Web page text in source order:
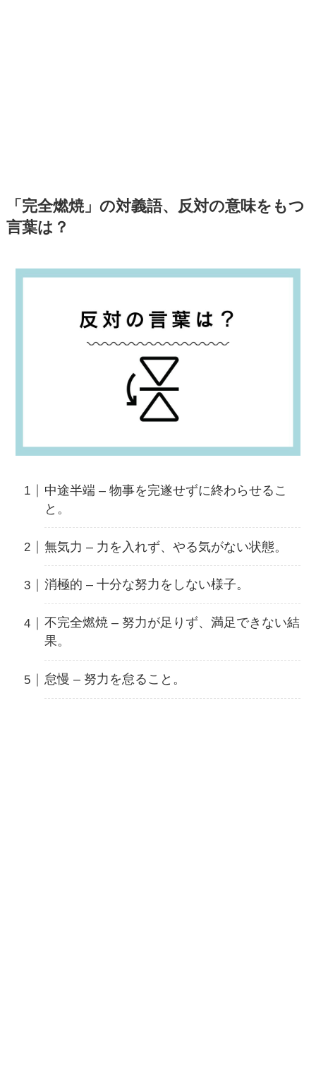
「完全燃焼」の対義語、反対の意味をもつ
言葉は？
中途半端 – 物事を完遂せずに終わらせるこ
と。
無気力 – 力を入れず、やる気がない状態。
消極的 – 十分な努力をしない様子。
不完全燃焼 – 努力が足りず、満足できない結
果。
怠慢 – 努力を怠ること。